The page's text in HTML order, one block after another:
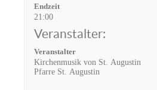
Endzeit
21:00
Veranstalter:
Veranstalter
Kirchenmusik von St. Augustin
Pfarre St. Augustin